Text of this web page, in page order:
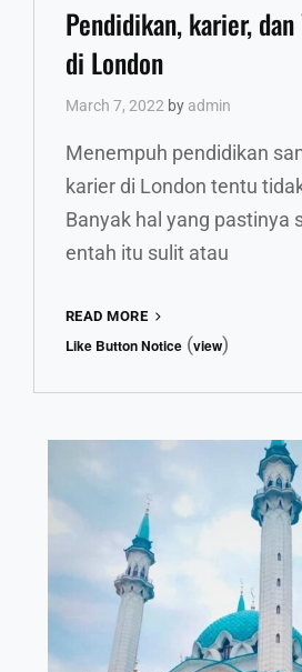
Links
Pendidikan, karier,
di London
March 7, 2022 by admin
Menempuh pendidikan
karier di London tentu
Banyak hal yang pastinya
entah itu sulit atau
READ MORE
KARIER,
Like Button Notice (view)